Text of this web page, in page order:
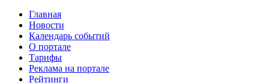
Главная
Новости
Календарь событий
О портале
Тарифы
Реклама на портале
Рейтинги